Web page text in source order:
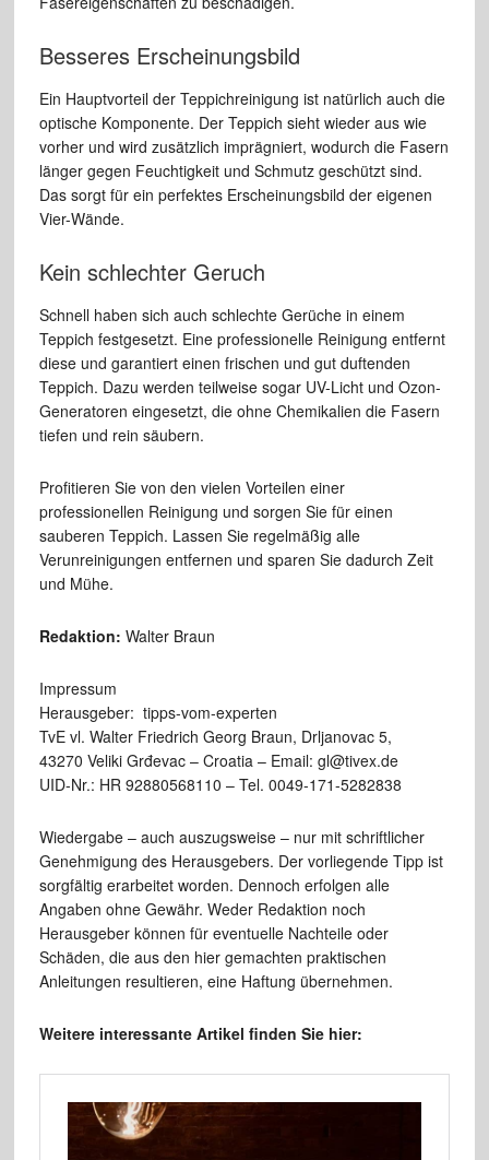
Besseres Erscheinungsbild
Ein Hauptvorteil der Teppichreinigung ist natürlich auch die
optische Komponente. Der Teppich sieht wieder aus wie
vorher und wird zusätzlich imprägniert, wodurch die Fasern
länger gegen Feuchtigkeit und Schmutz geschützt sind.
Das sorgt für ein perfektes Erscheinungsbild der eigenen
Vier-Wände.
Kein schlechter Geruch
Schnell haben sich auch schlechte Gerüche in einem
Teppich festgesetzt. Eine professionelle Reinigung entfernt
diese und garantiert einen frischen und gut duftenden
Teppich. Dazu werden teilweise sogar UV-Licht und Ozon-
Generatoren eingesetzt, die ohne Chemikalien die Fasern
tiefen und rein säubern.
Profitieren Sie von den vielen Vorteilen einer
professionellen Reinigung und sorgen Sie für einen
sauberen Teppich. Lassen Sie regelmäßig alle
Verunreinigungen entfernen und sparen Sie dadurch Zeit
und Mühe.
Redaktion: Walter Braun
Impressum
Herausgeber: tipps-vom-experten
TvE vl. Walter Friedrich Georg Braun, Drljanovac 5,
43270 Veliki Grđevac – Croatia – Email: gl@tivex.de
UID-Nr.: HR 92880568110 – Tel. 0049-171-5282838
Wiedergabe – auch auszugsweise – nur mit schriftlicher
Genehmigung des Herausgebers. Der vorliegende Tipp ist
sorgfältig erarbeitet worden. Dennoch erfolgen alle
Angaben ohne Gewähr. Weder Redaktion noch
Herausgeber können für eventuelle Nachteile oder
Schäden, die aus den hier gemachten praktischen
Anleitungen resultieren, eine Haftung übernehmen.
Weitere interessante Artikel finden Sie hier: